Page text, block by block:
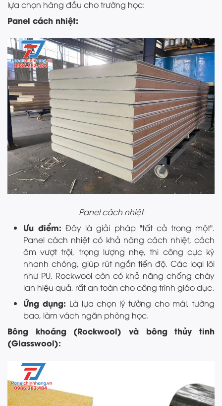
lựa chọn hàng đầu cho trường học:
Panel cách nhiệt:
Panel cách nhiệt
Ưu điểm: Đây là giải pháp "tất cả trong một".
Panel cách nhiệt có khả năng cách nhiệt, cách
âm vượt trội, trọng lượng nhẹ, thi công cực kỳ
nhanh chóng, giúp rút ngắn tiến độ. Các loại lõi
như PU, Rockwool còn có khả năng chống cháy
lan hiệu quả, rất an toàn cho công trình giáo dục.
Ứng dụng: Là lựa chọn lý tưởng cho mái, tường
bao, làm vách ngăn phòng học.
Bông khoáng (Rockwool) và bông thủy tinh
(Glasswool):